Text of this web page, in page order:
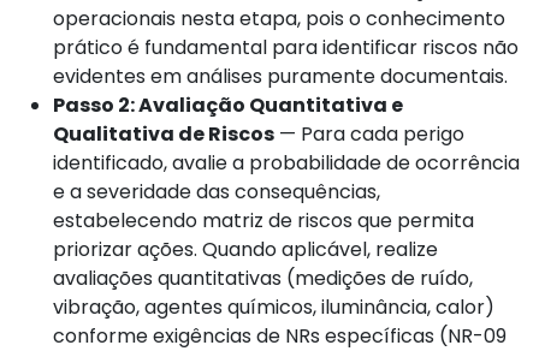
operacionais nesta etapa, pois o conhecimento
prático é fundamental para identificar riscos não
evidentes em análises puramente documentais.
Passo 2: Avaliação Quantitativa e
Qualitativa de Riscos — Para cada perigo
identificado, avalie a probabilidade de ocorrência
e a severidade das consequências,
estabelecendo matriz de riscos que permita
priorizar ações. Quando aplicável, realize
avaliações quantitativas (medições de ruído,
vibração, agentes químicos, iluminância, calor)
conforme exigências de NRs específicas (NR-09